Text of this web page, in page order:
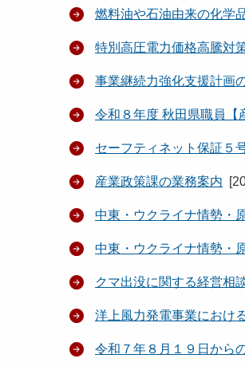
燃料油や石油由来の化学
特別高圧電力価格高騰対
事業継続力強化支援計画
令和８年度 秋田県職員【
セーフティネット保証５
産業政策課の業務案内 [
中東・ウクライナ情勢・
中東・ウクライナ情勢・
クマ出没に関する経営相
洋上風力発電事業におけ
令和７年８月１９日から